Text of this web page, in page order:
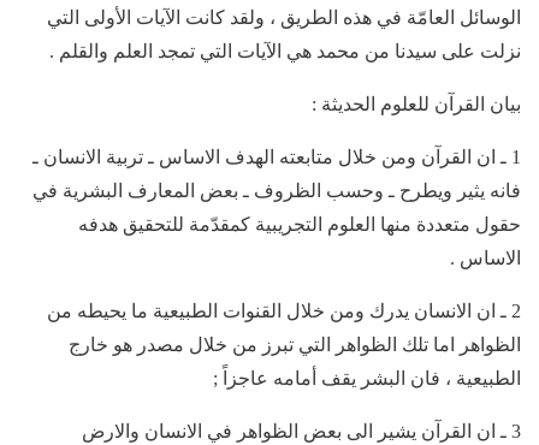
الوسائل العامّة في هذه الطريق ، ولقد كانت الآيات الأولى التي
نزلت على سيدنا من محمد هي الآيات التي تمجد العلم والقلم .
بيان القرآن للعلوم الحديثة :
1 ـ ان القرآن ومن خلال متابعته الهدف الاساس ـ تربية الانسان ـ
فانه يثير ويطرح ـ وحسب الظروف ـ بعض المعارف البشرية في
حقول متعددة منها العلوم التجريبية كمقدّمة للتحقيق هدفه
الاساس .
2 ـ ان الانسان يدرك ومن خلال القنوات الطبيعية ما يحيطه من
الظواهر اما تلك الظواهر التي تبرز من خلال مصدر هو خارج
الطبيعية ، فان البشر يقف أمامه عاجزاً ;
3 ـ ان القرآن يشير الى بعض الظواهر في الانسان والارض